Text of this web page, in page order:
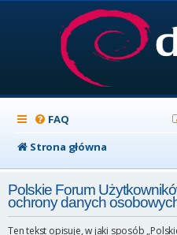
FAQ
Strona główna
Polskie Forum
ochrony danych
Ten tekst opisuje, w jaki sposób